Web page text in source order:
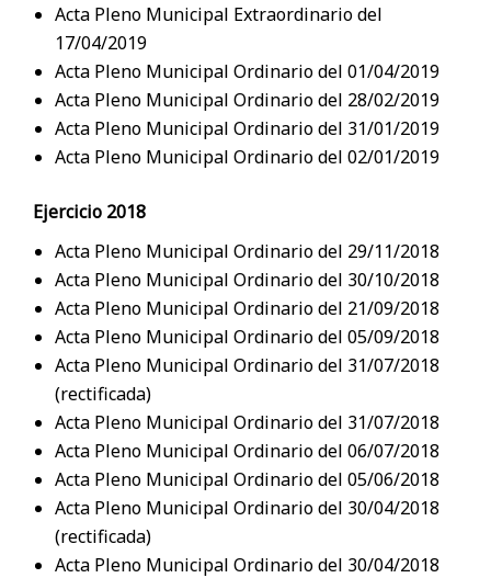
Acta Pleno Municipal Extraordinario del
17/04/2019
Acta Pleno Municipal Ordinario del 01/04/2019
Acta Pleno Municipal Ordinario del 28/02/2019
Acta Pleno Municipal Ordinario del 31/01/2019
Acta Pleno Municipal Ordinario del 02/01/2019
Ejercicio 2018
Acta Pleno Municipal Ordinario del 29/11/2018
Acta Pleno Municipal Ordinario del 30/10/2018
Acta Pleno Municipal Ordinario del 21/09/2018
Acta Pleno Municipal Ordinario del 05/09/2018
Acta Pleno Municipal Ordinario del 31/07/2018
(rectificada)
Acta Pleno Municipal Ordinario del 31/07/2018
Acta Pleno Municipal Ordinario del 06/07/2018
Acta Pleno Municipal Ordinario del 05/06/2018
Acta Pleno Municipal Ordinario del 30/04/2018
(rectificada)
Acta Pleno Municipal Ordinario del 30/04/2018